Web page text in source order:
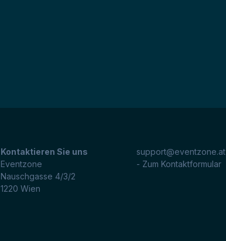
Kontaktieren Sie uns
Eventzone
Nauschgasse 4/3/2
1220 Wien
support@eventzone.at
- Zum Kontaktformular